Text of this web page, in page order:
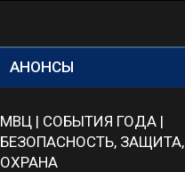
АНОНСЫ
МВЦ | СОБЫТИЯ ГОДА |
БЕЗОПАСНОСТЬ, ЗАЩИТА,
ОХРАНА